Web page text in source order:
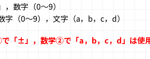
数字（0～9）
（0～9），文字（a，b，c，d）
「±」，数学②で「a，b，c，d」は使用